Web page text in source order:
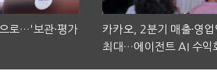
로…'보관·평가
카카오, 2분기 매출·영업
최대…에이전트 AI 수익